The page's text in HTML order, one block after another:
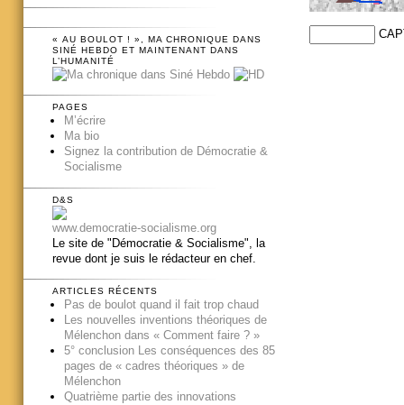
« AU BOULOT ! », MA CHRONIQUE DANS
SINÉ HEBDO ET MAINTENANT DANS
L’HUMANITÉ
PAGES
M’écrire
Ma bio
Signez la contribution de Démocratie &
Socialisme
D&S
www.democratie-socialisme.org
Le site de "Démocratie & Socialisme", la
revue dont je suis le rédacteur en chef.
ARTICLES RÉCENTS
Pas de boulot quand il fait trop chaud
Les nouvelles inventions théoriques de
Mélenchon dans « Comment faire ? »
5° conclusion Les conséquences des 85
pages de « cadres théoriques » de
Mélenchon
Quatrième partie des innovations